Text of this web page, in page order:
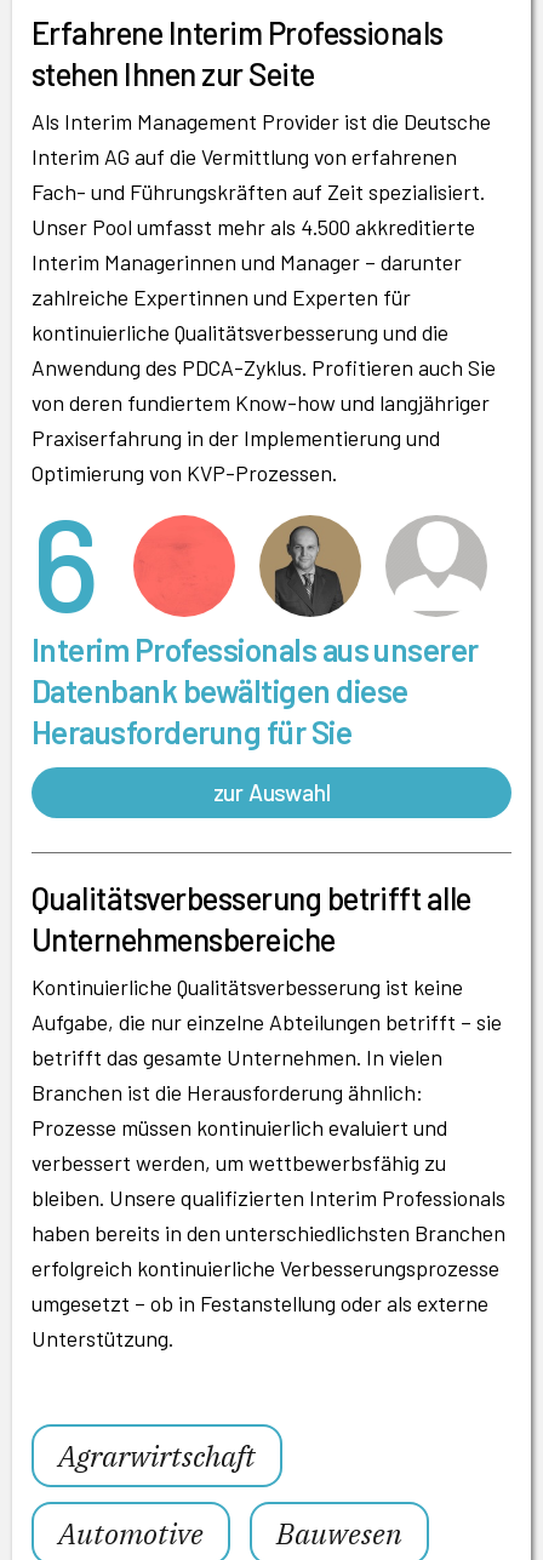
Erfahrene Interim Professionals
stehen Ihnen zur Seite
Als Interim Management Provider ist die Deutsche
Interim AG auf die Vermittlung von erfahrenen
Fach- und Führungskräften auf Zeit spezialisiert.
Unser Pool umfasst mehr als 4.500 akkreditierte
Interim Managerinnen und Manager – darunter
zahlreiche Expertinnen und Experten für
kontinuierliche Qualitätsverbesserung und die
Anwendung des PDCA-Zyklus. Profitieren auch Sie
von deren fundiertem Know-how und langjähriger
Praxiserfahrung in der Implementierung und
Optimierung von KVP-Prozessen.
6
Interim Professionals aus unserer
Datenbank bewältigen diese
Herausforderung für Sie
zur Auswahl
Qualitätsverbesserung betrifft alle
Unternehmensbereiche
Kontinuierliche Qualitätsverbesserung ist keine
Aufgabe, die nur einzelne Abteilungen betrifft – sie
betrifft das gesamte Unternehmen. In vielen
Branchen ist die Herausforderung ähnlich:
Prozesse müssen kontinuierlich evaluiert und
verbessert werden, um wettbewerbsfähig zu
bleiben. Unsere qualifizierten Interim Professionals
haben bereits in den unterschiedlichsten Branchen
erfolgreich kontinuierliche Verbesserungsprozesse
umgesetzt – ob in Festanstellung oder als externe
Unterstützung.
Agrarwirtschaft
Automotive
Bauwesen